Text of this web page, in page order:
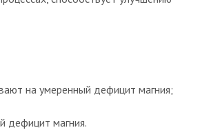
на умеренный дефицит магния;
дефицит магния.